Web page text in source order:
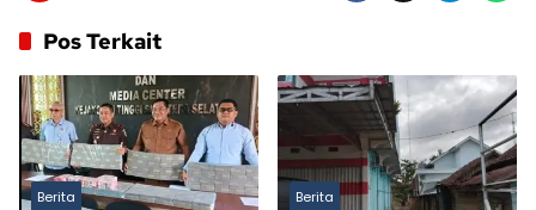
Pos Terkait
Berita Berita